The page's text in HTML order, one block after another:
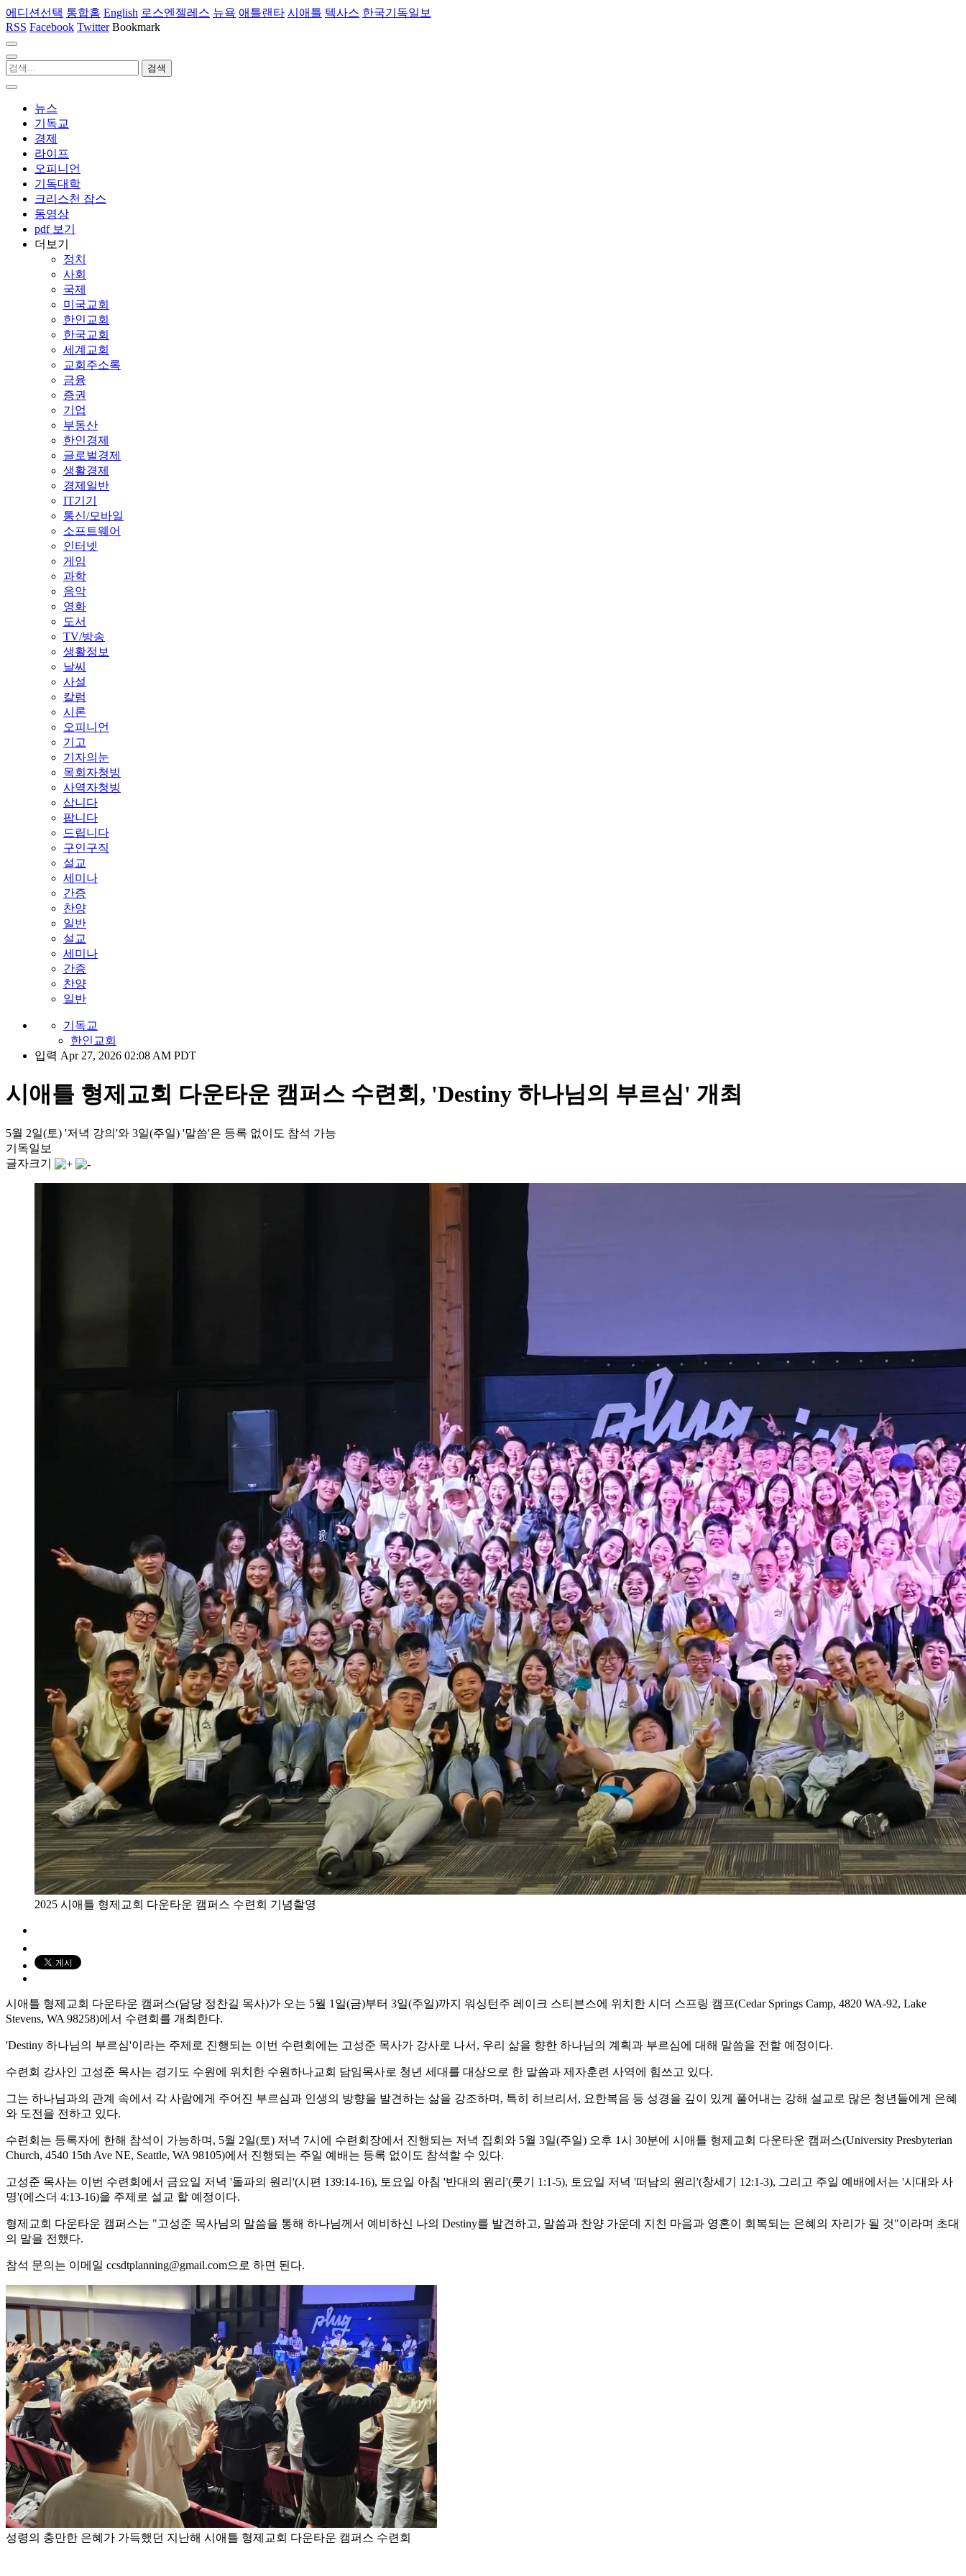
에디션선택 통합홈 English 로스엔젤레스 뉴욕 애틀랜타 시애틀 텍사스 한국기독일보
RSS Facebook Twitter Bookmark
뉴스
기독교
경제
라이프
오피니언
기독대학
크리스천 잡스
동영상
pdf 보기
더보기
정치
사회
국제
미국교회
한인교회
한국교회
세계교회
교회주소록
금융
증권
기업
부동산
한인경제
글로벌경제
생활경제
경제일반
IT기기
통신/모바일
소프트웨어
인터넷
게임
과학
음악
영화
도서
TV/방송
생활정보
날씨
사설
칼럼
시론
오피니언
기고
기자의눈
목회자청빙
사역자청빙
삽니다
팝니다
드립니다
구인구직
설교
세미나
간증
찬양
일반
설교
세미나
간증
찬양
일반
기독교
한인교회
입력 Apr 27, 2026 02:08 AM PDT
시애틀 형제교회 다운타운 캠퍼스 수련회, 'Destiny 하나님의 부르심' 개최
5월 2일(토) '저녁 강의'와 3일(주일) '말씀'은 등록 없이도 참석 가능
기독일보
글자크기
2025 시애틀 형제교회 다운타운 캠퍼스 수련회 기념촬영
시애틀 형제교회 다운타운 캠퍼스(담당 정찬길 목사)가 오는 5월 1일(금)부터 3일(주일)까지 워싱턴주 레이크 스티븐스에 위치한 시더 스프링 캠프(Cedar Springs Camp, 4820 WA-92, Lake
Stevens, WA 98258)에서 수련회를 개최한다.
'Destiny 하나님의 부르심'이라는 주제로 진행되는 이번 수련회에는 고성준 목사가 강사로 나서, 우리 삶을 향한 하나님의 계획과 부르심에 대해 말씀을 전할 예정이다.
수련회 강사인 고성준 목사는 경기도 수원에 위치한 수원하나교회 담임목사로 청년 세대를 대상으로 한 말씀과 제자훈련 사역에 힘쓰고 있다.
그는 하나님과의 관계 속에서 각 사람에게 주어진 부르심과 인생의 방향을 발견하는 삶을 강조하며, 특히 히브리서, 요한복음 등 성경을 깊이 있게 풀어내는 강해 설교로 많은 청년들에게 은혜
와 도전을 전하고 있다.
수련회는 등록자에 한해 참석이 가능하며, 5월 2일(토) 저녁 7시에 수련회장에서 진행되는 저녁 집회와 5월 3일(주일) 오후 1시 30분에 시애틀 형제교회 다운타운 캠퍼스(University Presbyterian
Church, 4540 15th Ave NE, Seattle, WA 98105)에서 진행되는 주일 예배는 등록 없이도 참석할 수 있다.
고성준 목사는 이번 수련회에서 금요일 저녁 '돌파의 원리'(시편 139:14-16), 토요일 아침 '반대의 원리'(룻기 1:1-5), 토요일 저녁 '떠남의 원리'(창세기 12:1-3), 그리고 주일 예배에서는 '시대와 사
명'(에스더 4:13-16)을 주제로 설교 할 예정이다.
형제교회 다운타운 캠퍼스는 "고성준 목사님의 말씀을 통해 하나님께서 예비하신 나의 Destiny를 발견하고, 말씀과 찬양 가운데 지친 마음과 영혼이 회복되는 은혜의 자리가 될 것"이라며 초대
의 말을 전했다.
참석 문의는 이메일 ccsdtplanning@gmail.com으로 하면 된다.
성령의 충만한 은혜가 가득했던 지난해 시애틀 형제교회 다운타운 캠퍼스 수련회